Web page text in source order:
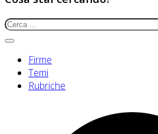
Firme
Temi
Rubriche